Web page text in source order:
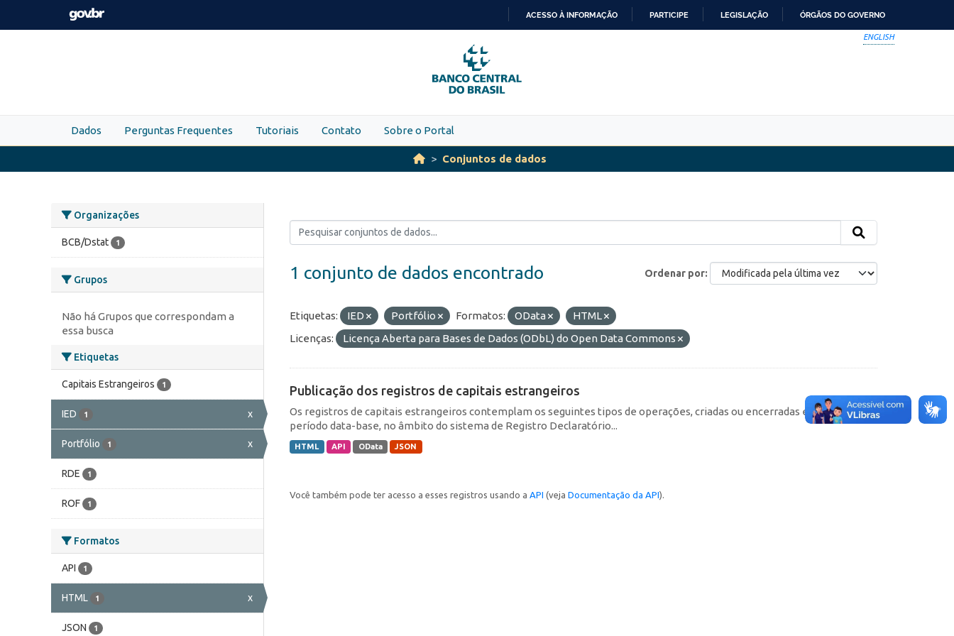
Skip to main content
PARA
O
CONTEÚDO
ACESSO À INFORMAÇÃO PARTICIPE LEGISLAÇÃO ÓRGÃOS DO GOVERNO
ENGLISH
Dados Perguntas Frequentes Tutoriais Contato Sobre o Portal
Conjuntos de dados
Organizações
BCB/Dstat 1
Grupos
Não há Grupos que correspondam a
essa busca
Etiquetas
Capitais Estrangeiros 1
IED 1 x
Portfólio 1 x
RDE 1
ROF 1
Formatos
API 1
HTML 1 x
JSON 1
Ordenar por
1 conjunto de dados encontrado
Etiquetas: IED Portfólio Formatos: OData
HTML
Licenças:
Licença Aberta para Bases de Dados (ODbL) do Open Data Commons
Publicação dos registros de capitais estrangeiros
Os registros de capitais estrangeiros contemplam os seguintes tipos de operações, criadas ou encerradas em cada
período data-base, no âmbito do sistema de Registro Declaratório...
HTML API OData JSON
Você também pode ter acesso a esses registros usando a API (veja Documentação da API).